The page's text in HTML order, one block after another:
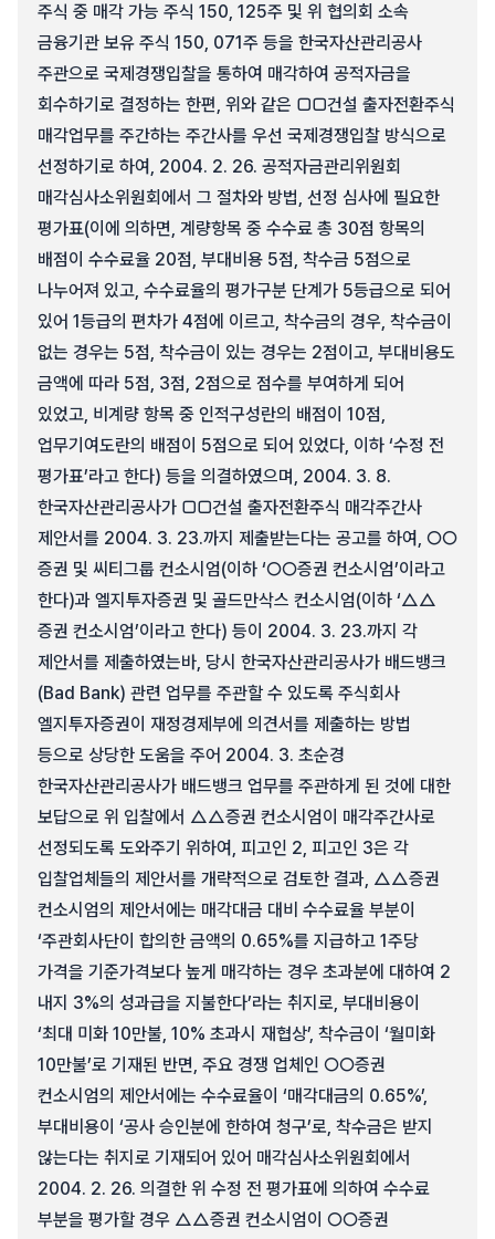
주식 중 매각 가능 주식 150, 125주 및 위 협의회 소속
금융기관 보유 주식 150, 071주 등을 한국자산관리공사
주관으로 국제경쟁입찰을 통하여 매각하여 공적자금을
회수하기로 결정하는 한편, 위와 같은 □□건설 출자전환주식
매각업무를 주간하는 주간사를 우선 국제경쟁입찰 방식으로
선정하기로 하여, 2004. 2. 26. 공적자금관리위원회
매각심사소위원회에서 그 절차와 방법, 선정 심사에 필요한
평가표(이에 의하면, 계량항목 중 수수료 총 30점 항목의
배점이 수수료율 20점, 부대비용 5점, 착수금 5점으로
나누어져 있고, 수수료율의 평가구분 단계가 5등급으로 되어
있어 1등급의 편차가 4점에 이르고, 착수금의 경우, 착수금이
없는 경우는 5점, 착수금이 있는 경우는 2점이고, 부대비용도
금액에 따라 5점, 3점, 2점으로 점수를 부여하게 되어
있었고, 비계량 항목 중 인적구성란의 배점이 10점,
업무기여도란의 배점이 5점으로 되어 있었다, 이하 ‘수정 전
평가표’라고 한다) 등을 의결하였으며, 2004. 3. 8.
한국자산관리공사가 □□건설 출자전환주식 매각주간사
제안서를 2004. 3. 23.까지 제출받는다는 공고를 하여, ○○
증권 및 씨티그룹 컨소시엄(이하 ‘○○증권 컨소시엄’이라고
한다)과 엘지투자증권 및 골드만삭스 컨소시엄(이하 ‘△△
증권 컨소시엄’이라고 한다) 등이 2004. 3. 23.까지 각
제안서를 제출하였는바, 당시 한국자산관리공사가 배드뱅크
(Bad Bank) 관련 업무를 주관할 수 있도록 주식회사
엘지투자증권이 재정경제부에 의견서를 제출하는 방법
등으로 상당한 도움을 주어 2004. 3. 초순경
한국자산관리공사가 배드뱅크 업무를 주관하게 된 것에 대한
보답으로 위 입찰에서 △△증권 컨소시엄이 매각주간사로
선정되도록 도와주기 위하여, 피고인 2, 피고인 3은 각
입찰업체들의 제안서를 개략적으로 검토한 결과, △△증권
컨소시엄의 제안서에는 매각대금 대비 수수료율 부분이
‘주관회사단이 합의한 금액의 0.65%를 지급하고 1주당
가격을 기준가격보다 높게 매각하는 경우 초과분에 대하여 2
내지 3%의 성과급을 지불한다’라는 취지로, 부대비용이
‘최대 미화 10만불, 10% 초과시 재협상’, 착수금이 ‘월미화
10만불’로 기재된 반면, 주요 경쟁 업체인 ○○증권
컨소시엄의 제안서에는 수수료율이 ‘매각대금의 0.65%’,
부대비용이 ‘공사 승인분에 한하여 청구’로, 착수금은 받지
않는다는 취지로 기재되어 있어 매각심사소위원회에서
2004. 2. 26. 의결한 위 수정 전 평가표에 의하여 수수료
부분을 평가할 경우 △△증권 컨소시엄이 ○○증권